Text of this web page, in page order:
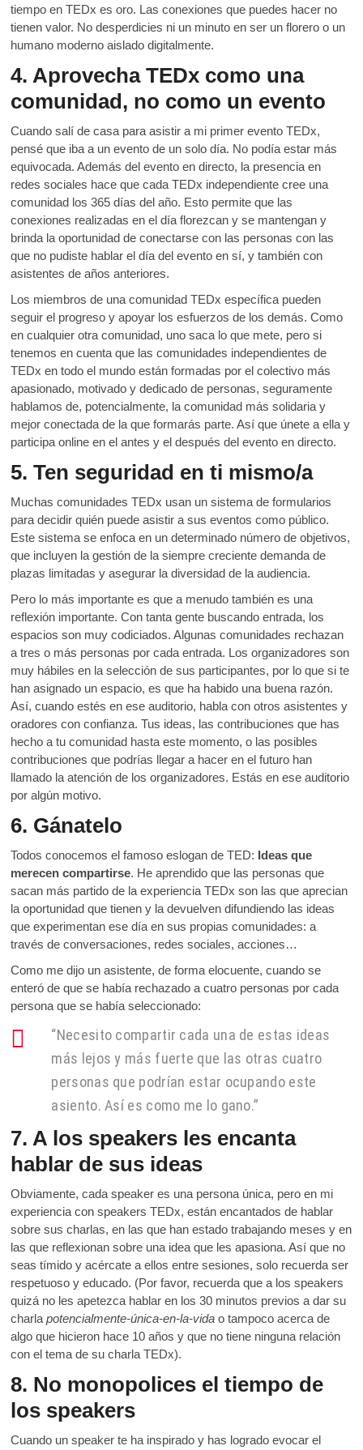
tiempo en TEDx es oro. Las conexiones que puedes hacer no
tienen valor. No desperdicies ni un minuto en ser un florero o un
humano moderno aislado digitalmente.
4. Aprovecha TEDx como una
comunidad, no como un evento
Cuando salí de casa para asistir a mi primer evento TEDx,
pensé que iba a un evento de un solo día. No podía estar más
equivocada. Además del evento en directo, la presencia en
redes sociales hace que cada TEDx independiente cree una
comunidad los 365 días del año. Esto permite que las
conexiones realizadas en el día florezcan y se mantengan y
brinda la oportunidad de conectarse con las personas con las
que no pudiste hablar el día del evento en sí, y también con
asistentes de años anteriores.
Los miembros de una comunidad TEDx específica pueden
seguir el progreso y apoyar los esfuerzos de los demás. Como
en cualquier otra comunidad, uno saca lo que mete, pero si
tenemos en cuenta que las comunidades independientes de
TEDx en todo el mundo están formadas por el colectivo más
apasionado, motivado y dedicado de personas, seguramente
hablamos de, potencialmente, la comunidad más solidaria y
mejor conectada de la que formarás parte. Así que únete a ella y
participa online en el antes y el después del evento en directo.
5. Ten seguridad en ti mismo/a
Muchas comunidades TEDx usan un sistema de formularios
para decidir quién puede asistir a sus eventos como público.
Este sistema se enfoca en un determinado número de objetivos,
que incluyen la gestión de la siempre creciente demanda de
plazas limitadas y asegurar la diversidad de la audiencia.
Pero lo más importante es que a menudo también es una
reflexión importante. Con tanta gente buscando entrada, los
espacios son muy codiciados. Algunas comunidades rechazan
a tres o más personas por cada entrada. Los organizadores son
muy hábiles en la selección de sus participantes, por lo que si te
han asignado un espacio, es que ha habido una buena razón.
Así, cuando estés en ese auditorio, habla con otros asistentes y
oradores con confianza. Tus ideas, las contribuciones que has
hecho a tu comunidad hasta este momento, o las posibles
contribuciones que podrías llegar a hacer en el futuro han
llamado la atención de los organizadores. Estás en ese auditorio
por algún motivo.
6. Gánatelo
Todos conocemos el famoso eslogan de TED: Ideas que
merecen compartirse. He aprendido que las personas que
sacan más partido de la experiencia TEDx son las que aprecian
la oportunidad que tienen y la devuelven difundiendo las ideas
que experimentan ese día en sus propias comunidades: a
través de conversaciones, redes sociales, acciones…
Como me dijo un asistente, de forma elocuente, cuando se
enteró de que se había rechazado a cuatro personas por cada
persona que se había seleccionado:
“Necesito compartir cada una de estas ideas
más lejos y más fuerte que las otras cuatro
personas que podrían estar ocupando este
asiento. Así es como me lo gano.”
7. A los speakers les encanta
hablar de sus ideas
Obviamente, cada speaker es una persona única, pero en mi
experiencia con speakers TEDx, están encantados de hablar
sobre sus charlas, en las que han estado trabajando meses y en
las que reflexionan sobre una idea que les apasiona. Así que no
seas tímido y acércate a ellos entre sesiones, solo recuerda ser
respetuoso y educado. (Por favor, recuerda que a los speakers
quizá no les apetezca hablar en los 30 minutos previos a dar su
charlapotencialmente-única-en-la-vida o tampoco acerca de
algo que hicieron hace 10 años y que no tiene ninguna relación
con el tema de su charla TEDx).
8. No monopolices el tiempo de
los speakers
Cuando un speaker te ha inspirado y has logrado evocar el